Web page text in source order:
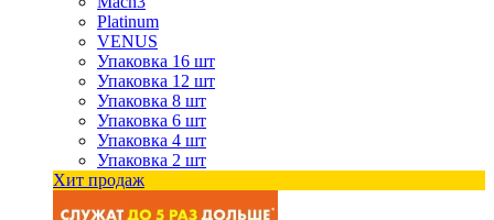
Platinum
VENUS
Упаковка 16 шт
Упаковка 12 шт
Упаковка 8 шт
Упаковка 6 шт
Упаковка 4 шт
Упаковка 2 шт
Хит продаж